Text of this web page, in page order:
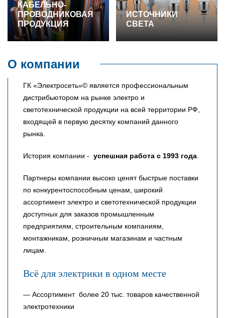
КАБЕЛЬНО-
ПРОВОДНИКОВАЯ
ПРОДУКЦИЯ
ИСТОЧНИКИ
СВЕТА
О компании
ГК «Электросеть»© является профессиональным
дистрибьютором на рынке электро и
светотехнической продукции на всей территории РФ,
входящей в первую десятку компаний данного
рынка.
История компании - успешная работа с 1993 года.
Партнеры компании высоко ценят быстрые поставки
по конкурентоспособным ценам, широкий
ассортимент электро и светотехнической продукции
доступных для заказов промышленным
предприятиям, строительным компаниям,
монтажникам, розничным магазинам и частным
лицам.
Всё для электрики в одном месте
— Ассортимент более 20 тыс. товаров качественной
электротехники